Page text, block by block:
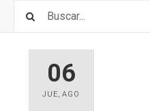
06
JUE,AGO